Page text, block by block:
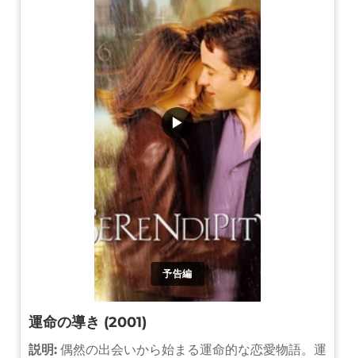
予告編
▶
運命の導き (2001)
説明: 偶然の出会いから始まる運命的な恋愛物語。運